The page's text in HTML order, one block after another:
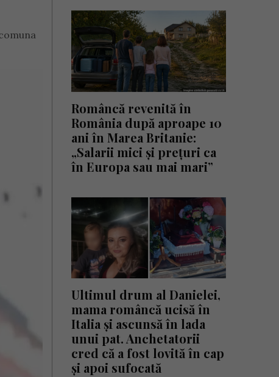
Româncă revenită în
România după aproape 10
ani în Marea Britanie:
„Salarii mici și prețuri ca
în Europa sau mai mari”
Ultimul drum al Danielei,
mama româncă ucisă în
Italia și ascunsă în lada
unui pat. Anchetatorii
cred că a fost lovită în cap
și apoi sufocată